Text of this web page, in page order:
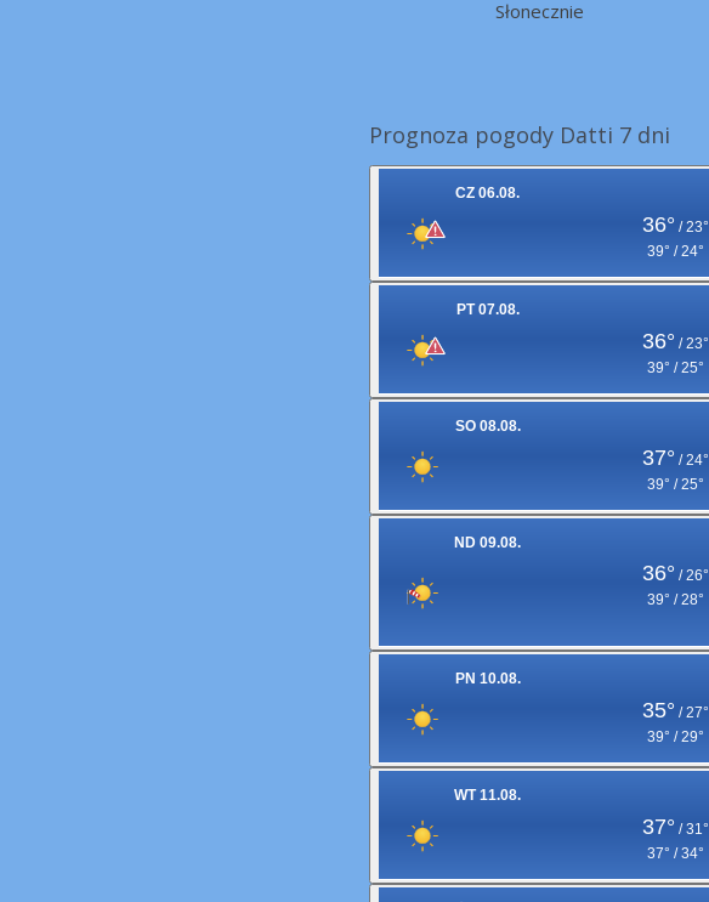
Słonecznie
Prognoza pogody Datti 7 dni
CZ 06.08.
36° / 23°
39° / 24°
PT 07.08.
36° / 23°
39° / 25°
SO 08.08.
37° / 24°
39° / 25°
ND 09.08.
36° / 26°
39° / 28°
PN 10.08.
35° / 27°
39° / 29°
WT 11.08.
37° / 31°
37° / 34°